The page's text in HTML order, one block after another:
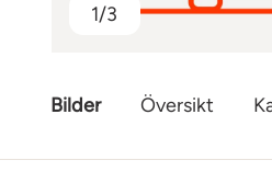
1/3
Bilder Översikt